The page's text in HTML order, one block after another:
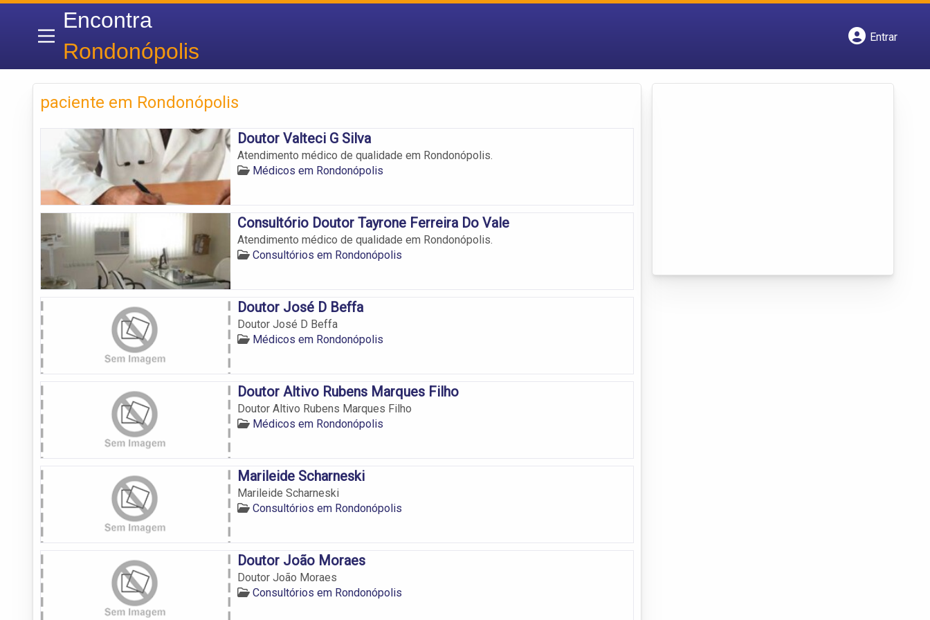
Encontra
Rondonópolis
Entrar
paciente em Rondonópolis
Doutor Valteci G Silva
Atendimento médico de qualidade em Rondonópolis.
Médicos em Rondonópolis
Consultório Doutor Tayrone Ferreira Do Vale
Atendimento médico de qualidade em Rondonópolis.
Consultórios em Rondonópolis
Doutor José D Beffa
Doutor José D Beffa
Médicos em Rondonópolis
Doutor Altivo Rubens Marques Filho
Doutor Altivo Rubens Marques Filho
Médicos em Rondonópolis
Marileide Scharneski
Marileide Scharneski
Consultórios em Rondonópolis
Doutor João Moraes
Doutor João Moraes
Consultórios em Rondonópolis